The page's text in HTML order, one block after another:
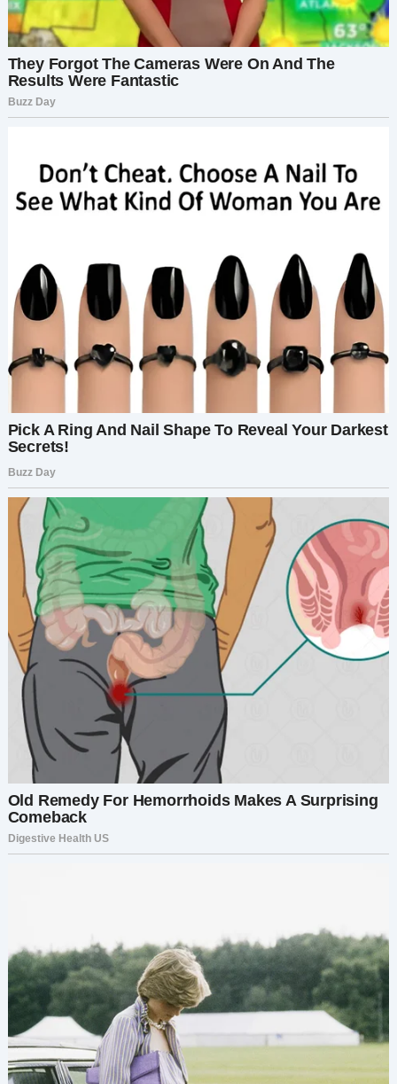
Я просто стояла. У меня внутри всё опустело. Я
знала, что он был стар, но не думала, что наш
последний разговор… и вправду окажется
последним.
выбило меня из колеи:
— Он оставил кое-что для вас. Сказал, что это
Она протянула мне маленький конверт с моим
именем, выведенным дрожащим почерком:
Таня
Я смотрела на него несколько секунд, потом
вышла в сад за зданием. Мне нужен был воздух.
Я села на ту самую скамейку, где мы сидели в
тёплые дни, вскрыла конверт и развернула
письмо.
Там было написано:
Таня —
Ты молода. Но ты слушала такого старого
дурака, как я. Это значило для меня больше, чем
ты можешь представить.
Есть кое-что, чего я тебе не сказал. Чего я
никому
не говорил.
Моего сына звалиИлья. Мы сильно разошлись,
ужасно. Меня воспитывали с мыслью, что такие
вещи — грех. И я выбрал гордость вместо
любви.
А потом… я узнал, что он погиб. Авария. Эта боль
не покидала меня с тех пор.
А потом появился ты. И ты напомнила мне его.
Тем, как ты слушала. Своей тихой добротой…
Ты подарила мне немного мира.